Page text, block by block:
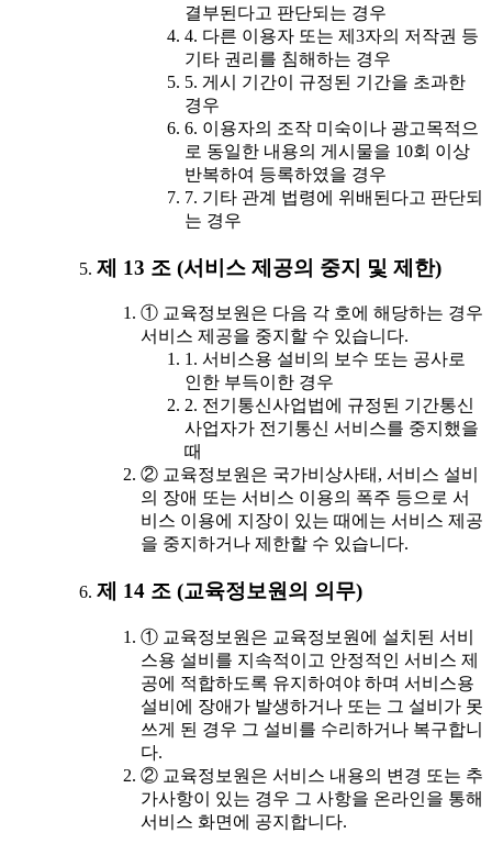
결부된다고 판단되는 경우
4. 다른 이용자 또는 제3자의 저작권 등
기타 권리를 침해하는 경우
5. 게시 기간이 규정된 기간을 초과한
경우
6. 이용자의 조작 미숙이나 광고목적으
로 동일한 내용의 게시물을 10회 이상
반복하여 등록하였을 경우
7. 기타 관계 법령에 위배된다고 판단되
는 경우
제 13 조 (서비스 제공의 중지 및 제한)
① 교육정보원은 다음 각 호에 해당하는 경우
서비스 제공을 중지할 수 있습니다.
1. 서비스용 설비의 보수 또는 공사로
인한 부득이한 경우
2. 전기통신사업법에 규정된 기간통신
사업자가 전기통신 서비스를 중지했을
때
② 교육정보원은 국가비상사태, 서비스 설비
의 장애 또는 서비스 이용의 폭주 등으로 서
비스 이용에 지장이 있는 때에는 서비스 제공
을 중지하거나 제한할 수 있습니다.
제 14 조 (교육정보원의 의무)
① 교육정보원은 교육정보원에 설치된 서비
스용 설비를 지속적이고 안정적인 서비스 제
공에 적합하도록 유지하여야 하며 서비스용
설비에 장애가 발생하거나 또는 그 설비가 못
쓰게 된 경우 그 설비를 수리하거나 복구합니
다.
② 교육정보원은 서비스 내용의 변경 또는 추
가사항이 있는 경우 그 사항을 온라인을 통해
서비스 화면에 공지합니다.